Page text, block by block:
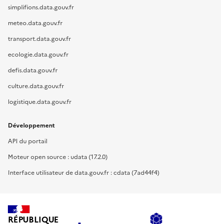
simplifions.data.gouv.fr
meteo.data.gouv.fr
transport.data.gouv.fr
ecologie.data.gouv.fr
defis.data.gouv.fr
culture.data.gouv.fr
logistique.data.gouv.fr
Développement
API du portail
Moteur open source : udata (17.2.0)
Interface utilisateur de data.gouv.fr : cdata (7ad44f4)
RÉPUBLIQUE